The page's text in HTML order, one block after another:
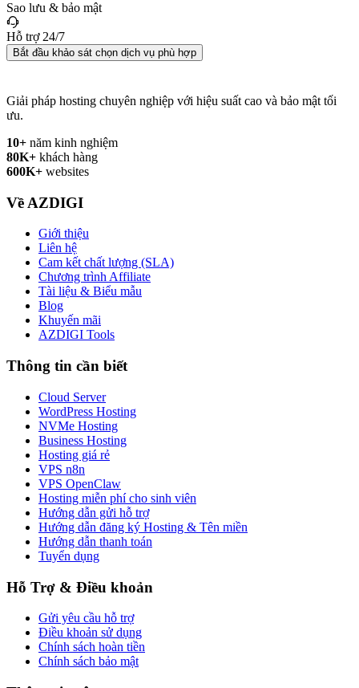
Sao lưu & bảo mật
Hỗ trợ 24/7
Bắt đầu khảo sát chọn dịch vụ phù hợp
Giải pháp hosting chuyên nghiệp với hiệu suất cao và bảo mật tối
ưu.
10+ năm kinh nghiệm
80K+ khách hàng
600K+ websites
Về AZDIGI
Giới thiệu
Liên hệ
Cam kết chất lượng (SLA)
Chương trình Affiliate
Tài liệu & Biểu mẫu
Blog
Khuyến mãi
AZDIGI Tools
Thông tin cần biết
Cloud Server
WordPress Hosting
NVMe Hosting
Business Hosting
Hosting giá rẻ
VPS n8n
VPS OpenClaw
Hosting miễn phí cho sinh viên
Hướng dẫn gửi hỗ trợ
Hướng dẫn đăng ký Hosting & Tên miền
Hướng dẫn thanh toán
Tuyển dụng
Hỗ Trợ & Điều khoản
Gửi yêu cầu hỗ trợ
Điều khoản sử dụng
Chính sách hoàn tiền
Chính sách bảo mật